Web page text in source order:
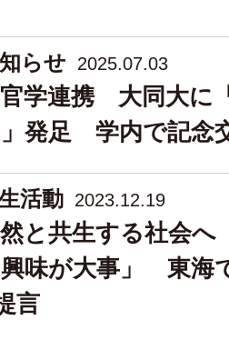
らせ 2025.07.03
学連携 大同大に
発足 学内で記念
活動 2023.12.19
と共生する社会
味が大事」 東海
言